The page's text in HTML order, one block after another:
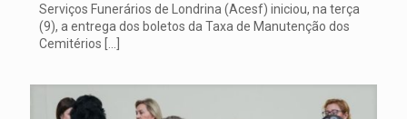
Serviços Funerários de Londrina (Acesf) iniciou, na terça
(9), a entrega dos boletos da Taxa de Manutenção dos
Cemitérios […]